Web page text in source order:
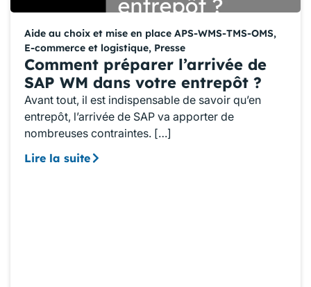
Aide au choix et mise en place APS-WMS-TMS-OMS,
E-commerce et logistique, Presse
Comment préparer l’arrivée de
SAP WM dans votre entrepôt ?
Avant tout, il est indispensable de savoir qu’en
entrepôt, l’arrivée de SAP va apporter de
nombreuses contraintes. […]
Lire la suite